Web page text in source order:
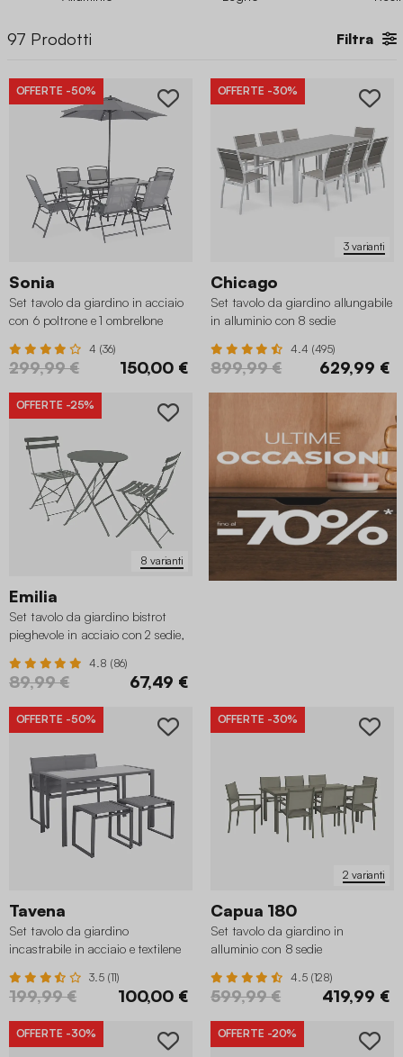
colazione approfittando del sole primaverile. Esplora la
varietà
legnose preferisci uno stile classico, a
tavoli da giardino in
catalogo e scopri i
tavoli da giardinoper tutte le occasioni!
97 Prodotti Filtra
OFFERTE -50%
Sonia
Set tavolo da giardino in acciaio
con 6 poltrone e 1 ombrellone
4 (36)
299,99 € 150,00 €
3 varianti
OFFERTE -30%
Chicago
Set tavolo da giardino allungabile
in alluminio con 8 sedie
4.4 (495)
899,99 € 629,99 €
8 varianti
OFFERTE -25%
Emilia
Set tavolo da giardino bistrot
pieghevole in acciaio con 2 sedie,
4.8 (86)
89,99 € 67,49 €
OFFERTE -50%
Tavena
Set tavolo da giardino
incastrabile in acciaio e textilene
3.5 (11)
199,99 € 100,00 €
2 varianti
OFFERTE -30%
Capua 180
Set tavolo da giardino in
alluminio con 8 sedie
4.5 (128)
599,99 € 419,99 €
OFFERTE -30% OFFERTE -20%